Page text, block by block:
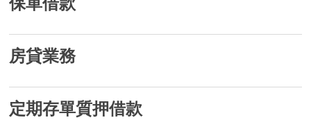
房貸業務
定期存單質押借款